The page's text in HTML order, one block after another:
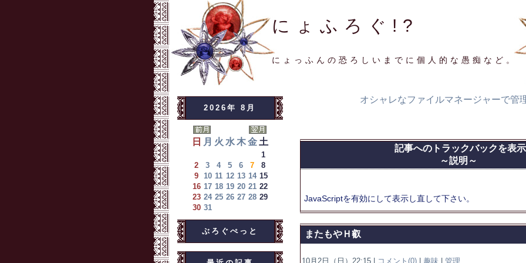
にょふろぐ!?
にょっふんの恐ろしいまでに個人的な愚痴など。
2026年 8月
日 月 火 水 木 金 土
1
2
3 4 5 6 7
8
9 10 11 12 13 14 15
16 17 18 19 20 21 22
23 24 25 26 27 28 29
30 31
ぶろぐぺっと
オシャレなファイルマネージャーで管
記事へのトラックバックを表示
～説明～
JavaScriptを有効にして表示し直して下さい。
またもやＨ叡
10月2日（日）22:15 | コメント(0) 趣味 管理